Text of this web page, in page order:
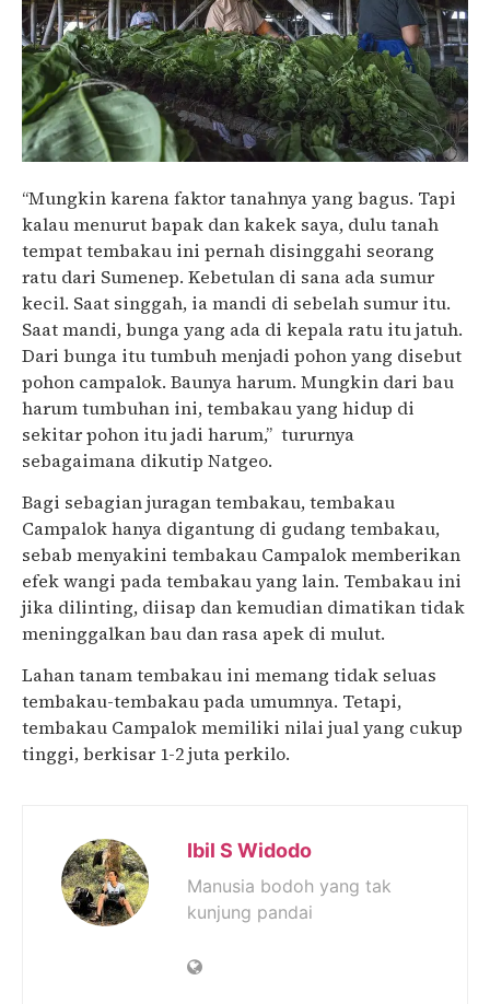
“Mungkin karena faktor tanahnya yang bagus. Tapi
kalau menurut bapak dan kakek saya, dulu tanah
tempat tembakau ini pernah disinggahi seorang
ratu dari Sumenep. Kebetulan di sana ada sumur
kecil. Saat singgah, ia mandi di sebelah sumur itu.
Saat mandi, bunga yang ada di kepala ratu itu jatuh.
Dari bunga itu tumbuh menjadi pohon yang disebut
pohon campalok. Baunya harum. Mungkin dari bau
harum tumbuhan ini, tembakau yang hidup di
sekitar pohon itu jadi harum,” tururnya
sebagaimana dikutip Natgeo.
Bagi sebagian juragan tembakau, tembakau
Campalok hanya digantung di gudang tembakau,
sebab menyakini tembakau Campalok memberikan
efek wangi pada tembakau yang lain. Tembakau ini
jika dilinting, diisap dan kemudian dimatikan tidak
meninggalkan bau dan rasa apek di mulut.
Lahan tanam tembakau ini memang tidak seluas
tembakau-tembakau pada umumnya. Tetapi,
tembakau Campalok memiliki nilai jual yang cukup
tinggi, berkisar 1-2 juta perkilo.
Ibil S Widodo
Manusia bodoh yang tak
kunjung pandai